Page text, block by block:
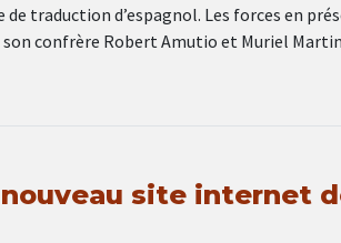
traduction d’espagnol. Les forces en
son confrère Robert Amutio et Muriel
site internet